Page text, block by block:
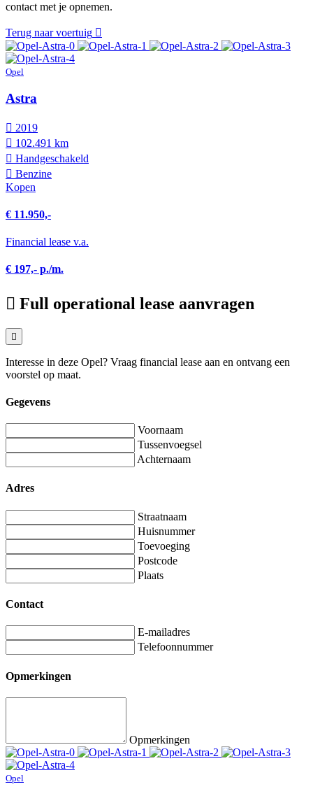
contact met je opnemen.
Terug naar voertuig
Opel
Astra
2019
102.491 km
Hand­geschakeld
Benzine
Kopen
€ 11.950,-
Financial lease v.a.
€ 197,- p./m.
Full operational lease aanvragen
Interesse in deze Opel? Vraag financial lease aan en ontvang een
voorstel op maat.
Gegevens
Voornaam
Tussenvoegsel
Achternaam
Adres
Straatnaam
Huisnummer
Toevoeging
Postcode
Plaats
Contact
E-mailadres
Telefoonnummer
Opmerkingen
Opmerkingen
Opel